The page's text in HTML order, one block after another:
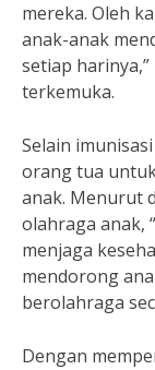
mereka. Oleh
anak-anak
setiap
terkemuka.
Selain
orang tua
anak. Menurut
olahraga anak,
menjaga
mendorong
berolahraga
Dengan